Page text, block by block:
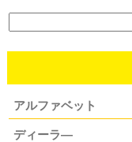
アルファベット
ディーラ―